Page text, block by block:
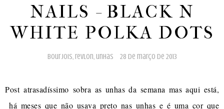
NAILS - BLACK N
WHITE POLKA DOTS
bourjois, revlon, unhas 28 de março de 2013
Post atrasadíssimo sobra as unhas da semana mas aqui está,
há meses que não usava preto nas unhas e é uma cor que